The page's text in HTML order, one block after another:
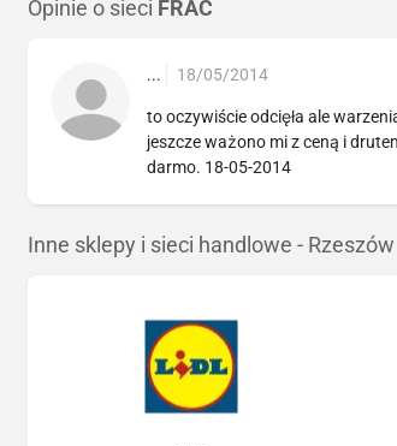
Opinie o sieci FRAC
... 18/05/2014
to oczywiście odcięła ale
jeszcze ważono mi z ceną i
darmo. 18-05-2014
Inne sklepy i sieci handlowe - Rzeszów